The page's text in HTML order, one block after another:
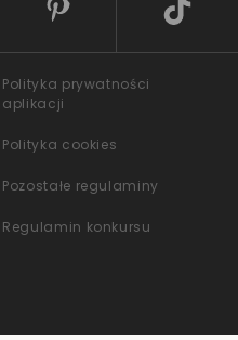
Polityka prywatności
aplikacji
Polityka cookies
Pozostałe regulaminy
Regulamin konkursu